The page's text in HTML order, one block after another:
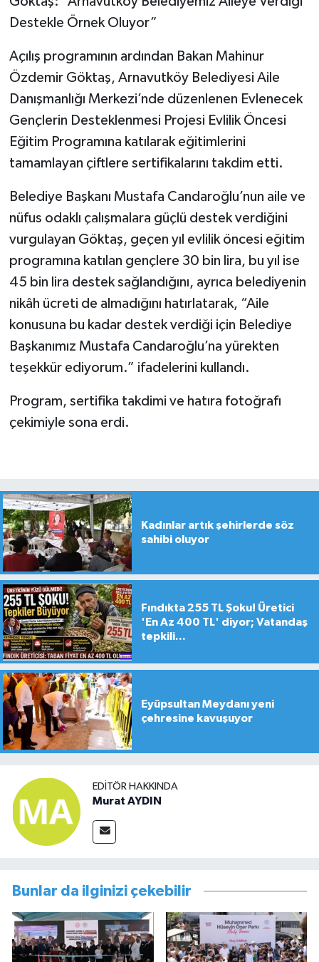
Destekle Örnek Oluyor”
Açılış programının ardından Bakan Mahinur
Özdemir Göktaş, Arnavutköy Belediyesi Aile
Danışmanlığı Merkezi’nde düzenlenen Evlenecek
Gençlerin Desteklenmesi Projesi Evlilik Öncesi
Eğitim Programına katılarak eğitimlerini
tamamlayan çiftlere sertifikalarını takdim etti.
Belediye Başkanı Mustafa Candaroğlu’nun aile ve
nüfus odaklı çalışmalara güçlü destek verdiğini
vurgulayan Göktaş, geçen yıl evlilik öncesi eğitim
programına katılan gençlere 30 bin lira, bu yıl ise
45 bin lira destek sağlandığını, ayrıca belediyenin
nikâh ücreti de almadığını hatırlatarak, “Aile
konusuna bu kadar destek verdiği için Belediye
Başkanımız Mustafa Candaroğlu’na yürekten
teşekkür ediyorum.” ifadelerini kullandı.
Program, sertifika takdimi ve hatıra fotoğrafı
çekimiyle sona erdi.
Kadınlar artık şehirlerde söz
sahibi oluyor
Fındıkta 255 TL Şoku! Üretici
'En Az 400 TL' diyor; Vatandaş
tepkili...
Eyüpsultan Meydanı yeni
çehresine kavuşuyor
EDITÖR HAKKINDA
Murat AYDIN
Bunlar da ilginizi çekebilir